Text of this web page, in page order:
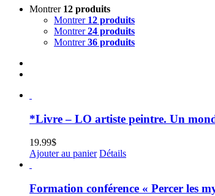
Montrer 12 produits
Montrer 12 produits
Montrer24 produits
Montrer36 produits
*Livre – LO artiste peintre. Un
19.99$
Ajouter au panier Détails
Formation conférence « Percer les